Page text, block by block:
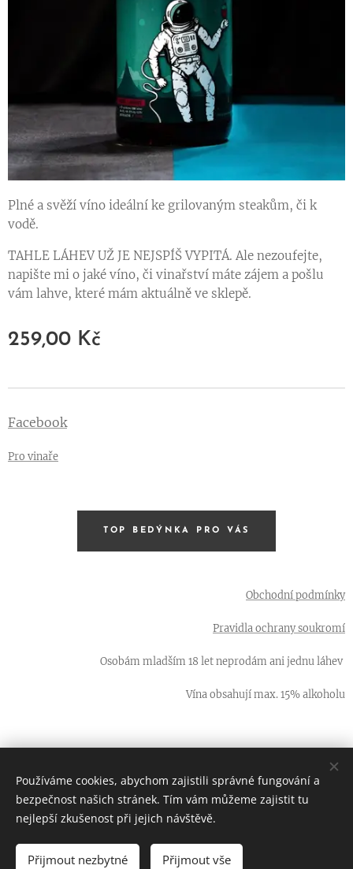
Plné a svěží víno ideální ke grilovaným steakům, či k
vodě.
TAHLE LÁHEV UŽ JE NEJSPÍŠ VYPITÁ. Ale nezoufejte,
napište mi o jaké víno, či vinařství máte zájem a pošlu
vám lahve, které mám aktuálně ve sklepě.
259,00 Kč
DO KOŠÍKU
Facebook
Pro vinaře
TOP BEDÝNKA PRO VÁS
Obchodní podmínky
Pravidla ochrany soukromí
Osobám mladším 18 let neprodám ani jednu láhev
Vína obsahují max. 15% alkoholu
66 LAHVÍ - ta nejlepší vína od malých vinařů z jižní Moravy
Cookies
Používáme cookies, abychom zajistili správné fungování a
bezpečnost našich stránek. Tím vám můžeme zajistit tu
nejlepší zkušenost při jejich návštěvě.
Přijmout nezbytné Přijmout vše